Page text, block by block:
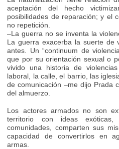
aceptación del hecho
posibilidades de reparación; y el
no repetición.
–La guerra no se inventa la
La guerra exacerba la suerte de
antes. Un “continuum de
que por su orientación sexual o
vivido una historia de
laboral, la calle, el barrio, las
de comunicación –me dijo Prada
del almuerzo.
Los actores armados no son
territorio con ideas
comunidades, comparten sus
capacidad de convertirlos en
armas.